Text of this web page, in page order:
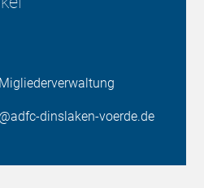
dinslaken-voerde.de